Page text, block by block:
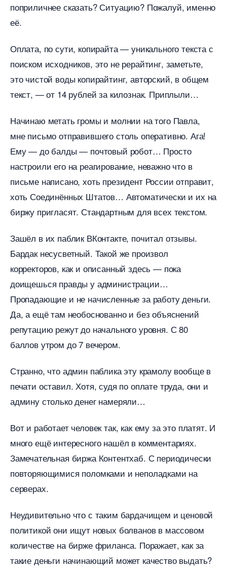
поприличнее сказать? Ситуацию? Пожалуй, именно
её.
Оплата, по сути, копирайта — уникального текста с
поиском исходников, это не рерайтинг, заметьте,
это чистой воды копирайтинг, авторский, в общем
текст, — от 14 рублей за килознак. Приплыли
Начинаю метать громы и молнии на того Павла,
мне письмо отправившего столь оперативно. Ага!
Ему — до балды — почтовый робот… Просто
настроили его на реагирование, неважно что
письме написано, хоть президент России отправит,
хоть Соединённых Штатов… Автоматически и их на
иржу пригласят. Стандартным для всех текстом.
Зашёл в их паблик ВКонтакте, почитал отзывы.
Бардак несусветный. Такой же произвол
корректоров, как и описанный здесь — пока
доищешься правды у администрации
Пропадающие и не начисленные за работу деньги.
Да, а ещё там необоснованно и без объяснений
репутацию режут до начального уровня. С 80
аллов утром до 7 вечером.
Странно, что админ паблика эту крамолу вообще
печати оставил. Хотя, судя по оплате труда, они и
админу столько денег намеряли
от и работает человек так, как ему за это платят. И
много ещё интересного нашёл в комментариях.
Замечательная биржа Контентхаб. С периодически
повторяющимися поломками и неполадками на
серверах.
Неудивительно что с таким бардачищем и ценовой
политикой они ищут новых болванов в массовом
количестве на бирже фриланса. Поражает, как за
такие деньги начинающий может качество выдать?